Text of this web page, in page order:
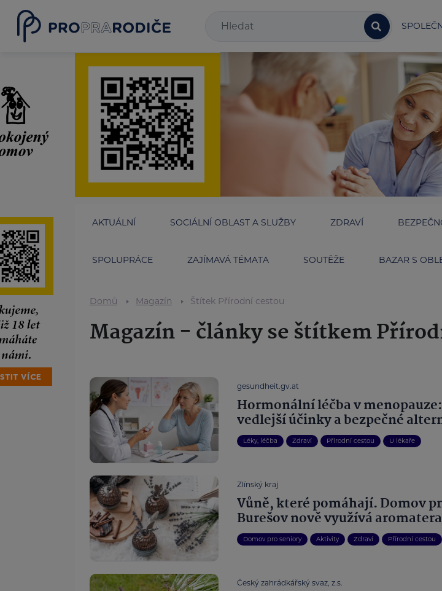
AKTUÁLNÍ SOCIÁLNÍ OBLAST A SLUŽBY ZDRAVÍ
SPOLUPRÁCE ZAJÍMAVÁ TÉMATA SOUTĚŽE BAZAR S
Domů Magazín Štítek Přírodní cestou
Magazín - články se štítkem
gesundheit.gv.at
Hormonální léčba v
vedlejší účinky a bezpečné
Léky, léčba Zdraví Přírodní cestou U lékaře
Zlínský kraj
Vůně, které pomáhají. Domov
Burešov nově využívá
Domov pro seniory Aktivity Zdraví Přírodní cestou
Český zahrádkářský svaz, z.s.